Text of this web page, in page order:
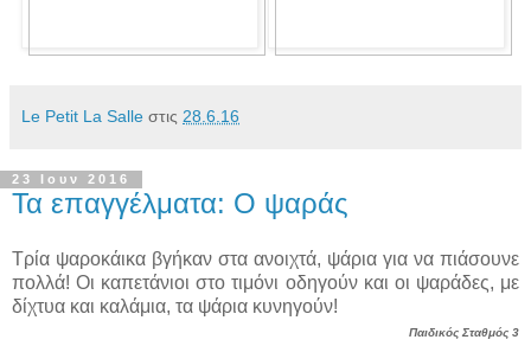
Le Petit La Salle στις 28.6.16
23 Ιουν 2016
Τα επαγγέλματα: Ο ψαράς
Τρία ψαροκάικα βγήκαν στα ανοιχτά, ψάρια για να πιάσουνε
πολλά! Οι καπετάνιοι στο τιμόνι οδηγούν και οι ψαράδες, με
δίχτυα και καλάμια, τα ψάρια κυνηγούν!
Παιδικός Σταθμός 3